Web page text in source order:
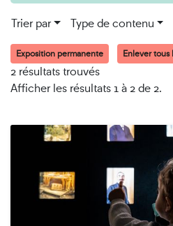
Trier par Type de contenu
Exposition permanente Enlever tous
2 résultats trouvés
Afficher les résultats 1 à 2 de 2.